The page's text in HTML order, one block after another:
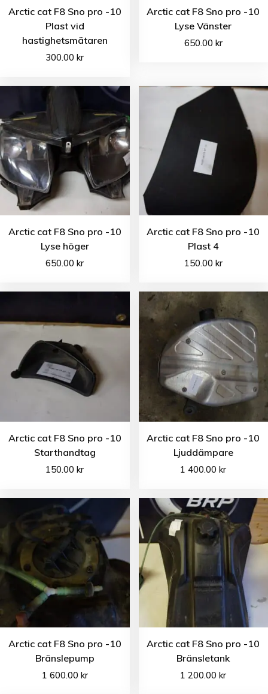
Arctic cat F8 Sno pro -10
Plast vid
hastighetsmätaren
300.00kr
Arctic cat F8 Sno pro -10
Lyse Vänster
650.00 kr
Arctic cat F8 Sno pro -10
Lyse höger
650.00kr
Arctic cat F8 Sno pro -10
Plast 4
150.00 kr
Arctic cat F8 Sno pro -10
Starthandtag
150.00kr
Arctic cat F8 Sno pro -10
Ljuddämpare
1 400.00kr
Arctic cat F8 Sno pro -10
Bränslepump
1 600.00 kr
Arctic cat F8 Sno pro -10
Bränsletank
1 200.00kr